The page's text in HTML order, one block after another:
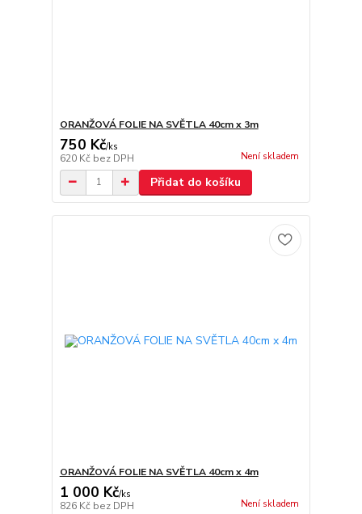
ORANŽOVÁ FOLIE NA SVĚTLA 40cm x 3m
750 Kč/ks
620 Kč bez DPH Není skladem
Přidat do košíku
ORANŽOVÁ FOLIE NA SVĚTLA 40cm x 4m
1 000 Kč/ks
826 Kč bez DPH Není skladem